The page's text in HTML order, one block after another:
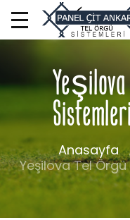
Yeşilova
Anasayfa
Yeşilova Tel